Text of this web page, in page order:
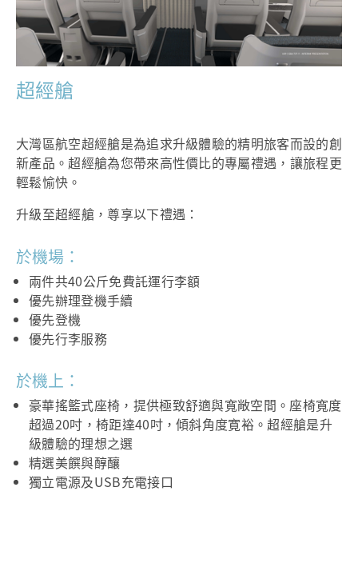
超經艙
大灣區航空超經艙是為追求升級體驗的精明旅客而設的創
新產品。超經艙為您帶來高性價比的專屬禮遇，讓旅程更
輕鬆愉快。
升級至超經艙，尊享以下禮遇：
於機場：
兩件共40公斤免費託運行李額
優先辦理登機手續
優先登機
優先行李服務
於機上：
豪華搖籃式座椅，提供極致舒適與寬敞空間。座椅寬度
超過20吋，椅距達40吋，傾斜角度寛裕。超經艙是升
級體驗的理想之選
精選美饌與醇釀
獨立電源及USB充電接口